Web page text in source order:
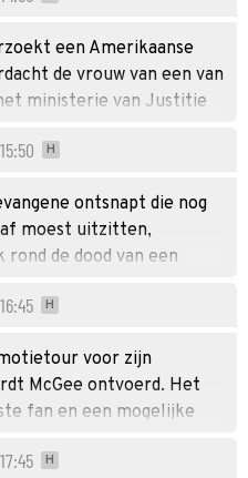
een Amerikaanse
de vrouw van een van
ministerie van Justitie
H
ontsnapt die nog
moest uitzitten,
de dood van een
onderzocht. Daarbij
de teamleden van
tijdcapsule moet
H
voor zijn
McGee ontvoerd. Het
fan en een mogelijke
H